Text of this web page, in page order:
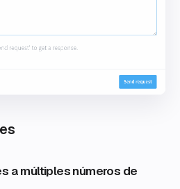
a múltiples números de